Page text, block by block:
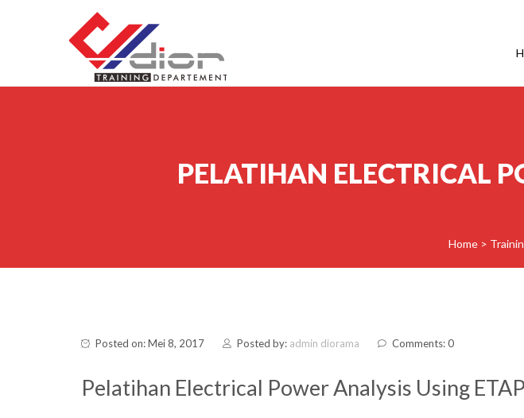
PELATIHAN ELECTRICAL
Home >
Posted on: Mei 8, 2017 Posted by: admin diorama Comments: 0
Pelatihan Electrical Power Analysis Using ETAP